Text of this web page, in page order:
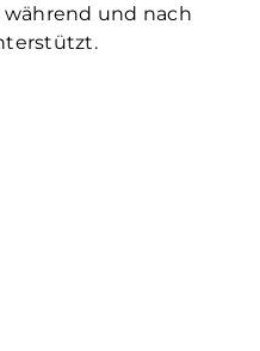
während und nach